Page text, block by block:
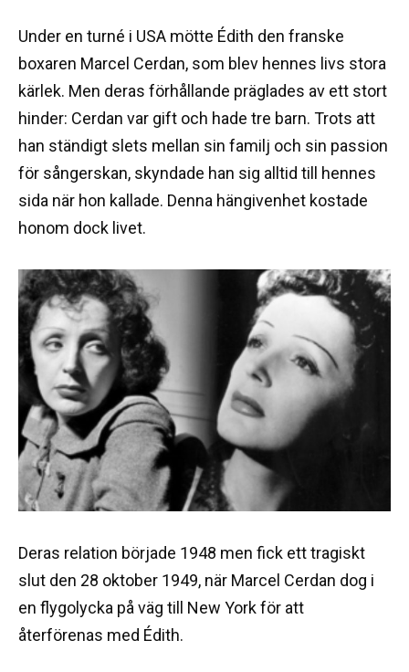
Under en turné i USA mötte Édith den franske
boxaren Marcel Cerdan, som blev hennes livs stora
kärlek. Men deras förhållande präglades av ett stort
hinder: Cerdan var gift och hade tre barn. Trots att
han ständigt slets mellan sin familj och sin passion
för sångerskan, skyndade han sig alltid till hennes
sida när hon kallade. Denna hängivenhet kostade
honom dock livet.
Deras relation började 1948 men fick ett tragiskt
slut den 28 oktober 1949, när Marcel Cerdan dog i
en flygolycka på väg till New York för att
återförenas med Édith.